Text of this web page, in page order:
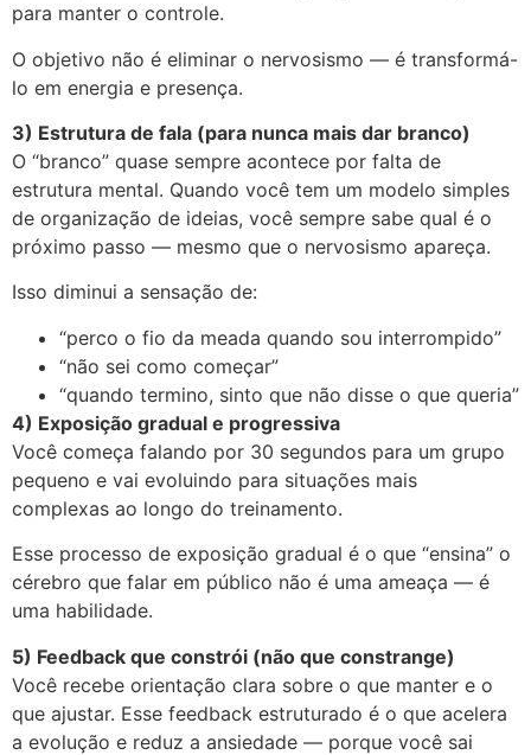
para manter o controle.
O objetivo não é eliminar o nervosismo — é transformá-
lo em energia e presença.
3) Estrutura de fala (para nunca mais dar branco)
O “branco” quase sempre acontece por falta de
estrutura mental. Quando você tem um modelo simples
de organização de ideias, você sempre sabe qual é o
próximo passo — mesmo que o nervosismo apareça.
Isso diminui a sensação de:
“perco o fio da meada quando sou interrompido”
“não sei como começar”
“quando termino, sinto que não disse o que queria”
4) Exposição gradual e progressiva
Você começa falando por 30 segundos para um grupo
pequeno e vai evoluindo para situações mais
complexas ao longo do treinamento.
Esse processo de exposição gradual é o que “ensina” o
cérebro que falar em público não é uma ameaça — é
uma habilidade.
5) Feedback que constrói (não que constrange)
Você recebe orientação clara sobre o que manter e o
que ajustar. Esse feedback estruturado é o que acelera
a evolução e reduz a ansiedade — porque você sai